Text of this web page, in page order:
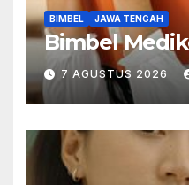
BIMBEL JAWA TENGAH
Bimbel
7 AGUSTUS 2026